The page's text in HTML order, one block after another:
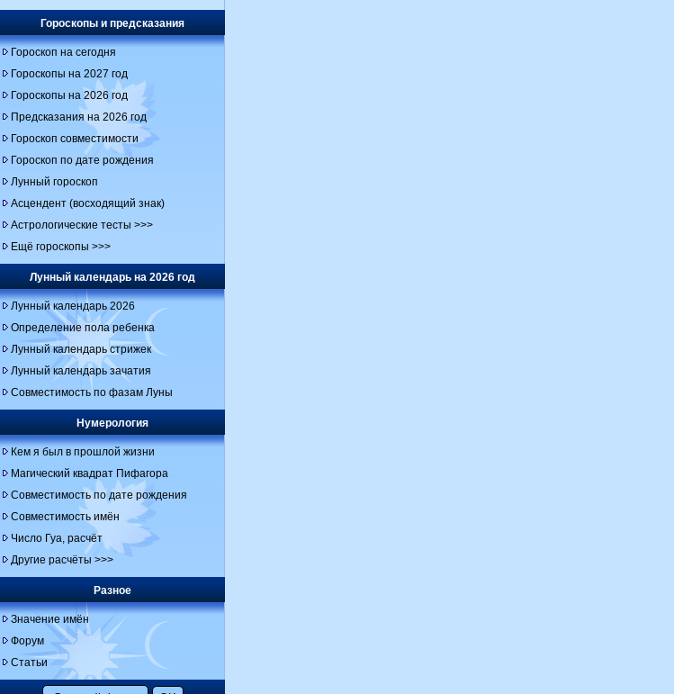
Гороскопы и предсказания
Гороскоп на сегодня
Гороскопы на 2027 год
Гороскопы на 2026 год
Предсказания на 2026 год
Гороскоп совместимости
Гороскоп по дате рождения
Лунный гороскоп
Асцендент (восходящий знак)
Астрологические тесты >>>
Ещё гороскопы >>>
Лунный календарь на 2026 год
Лунный календарь 2026
Определение пола ребенка
Лунный календарь стрижек
Лунный календарь зачатия
Совместимость по фазам Луны
Нумерология
Кем я был в прошлой жизни
Магический квадрат Пифагора
Совместимость по дате рождения
Совместимость имён
Число Гуа, расчёт
Другие расчёты >>>
Разное
Значение имён
Форум
Статьи